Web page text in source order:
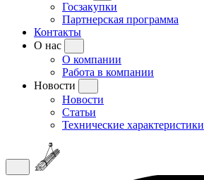
Госзакупки
Партнерская программа
Контакты
О нас
О компании
Работа в компании
Новости
Новости
Статьи
Технические характеристики